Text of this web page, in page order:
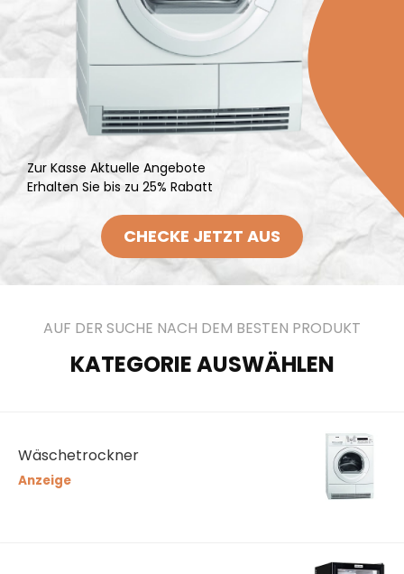
Zur Kasse Aktuelle Angebote
Erhalten Sie bis zu 25% Rabatt
CHECKE JETZT AUS
AUF DER SUCHE NACH DEM BESTEN PRODUKT
KATEGORIE AUSWÄHLEN
Wäschetrockner
Anzeige